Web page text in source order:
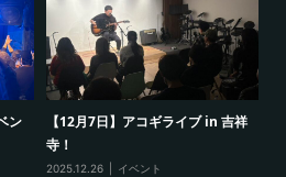
ン
【12月7日】アコギライブ in 吉祥
寺！
2025.12.26 イベント